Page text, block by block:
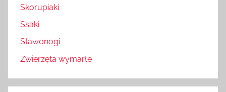
Skorupiaki
Ssaki
Stawonogi
Zwierzęta wymarłe